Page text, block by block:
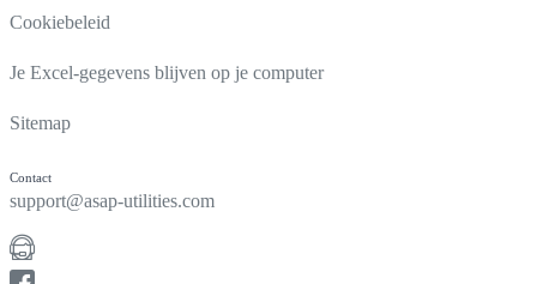
Cookiebeleid
Je Excel-gegevens blijven op je computer
Sitemap
Contact
support@asap-utilities.com